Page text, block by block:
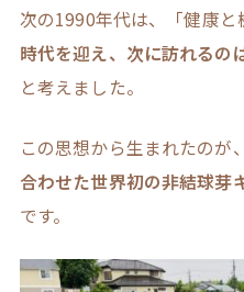
次の1990年代は、「健康
時代を迎え、次に訪れるの
と考えました。
この思想から生まれたのが、
合わせた世界初の非結球芽
です。